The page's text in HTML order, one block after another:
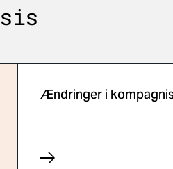
Ændringer i